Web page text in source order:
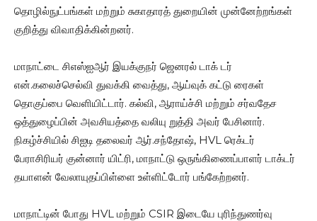
தொழில்நுட்பங்கள் மற்றும் சுகாதாரத் துறையின் முன்னேற்றங்கள்
குறித்து விவாதிக்கின்றனர்.
மாநாட்டை சிஎஸ்ஐஆர் இயக்குநர் ஜெனரல் டாக் டர்
என்.கலைச்செல்வி துவக்கி வைத்து, ஆய்வுக் கட்டு ரைகள்
தொகுப்பை வெளியிட்டார். கல்வி, ஆராய்ச்சி மற்றும் சர்வதேச
ஒத்துழைப்பின் அவசியத்தை வலியு றுத்தி அவர் பேசினார்.
நிகழ்ச்சியில் சிஐடி தலைவர் ஆர்.சந்தோஷ், HVL ரெக்டர்
பேராசிரியர் குன்னார் யிட்ரி, மாநாட்டு ஒருங்கிணைப்பாளர் டாக்டர்
தயாளன் வேலாயுதப்பிள்ளை உள்ளிட்டோர் பங்கேற்றனர்.
மாநாட்டின் போது HVL மற்றும் CSIR இடையே புரிந்துணர்வு